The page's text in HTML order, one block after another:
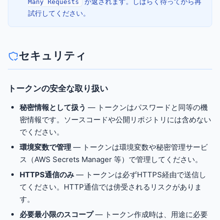
Many Requests
試行してください。
セキュリティ
トークンの安全な取り扱い
秘密情報として扱う — トークンはパスワードと同等の機
密情報です。ソースコードや公開リポジトリには含めない
でください。
環境変数で管理 — トークンは環境変数や秘密管理サービ
ス（AWS Secrets Manager 等）で管理してください。
HTTPS通信のみ — トークンは必ずHTTPS経由で送信し
てください。HTTP通信では傍受されるリスクがありま
す。
必要最小限のスコープ— トークン作成時は、用途に必要